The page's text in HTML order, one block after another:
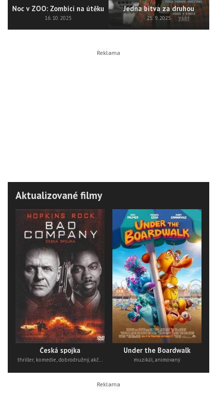
Noc v ZOO: Zombíci na útěku
16. 10. 2025
Jedna bitva za druhou
25. 9. 2025
Aktualizované filmy
Česká spojka
thriller, komedie, dobrodružný, akční
Under the Boardwalk
muzikál, animovaný